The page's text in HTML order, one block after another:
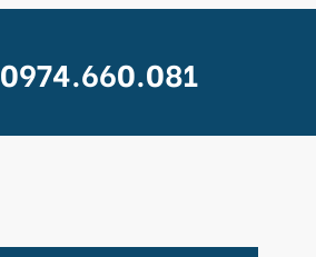
0974.660.081